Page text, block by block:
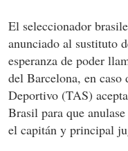
El seleccionador
anunciado al sustituto
esperanza de poder
del Barcelona, en
Deportivo (TAS)
Brasil para que
el capitán y principal